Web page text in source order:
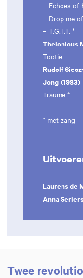
– Echoes of
– Drop me
– T.G.T.T. *
Thelonious
Tootie
Rudolf
Jong(1983)
Träume *
* met zang
Laurens de
Anna
Twee